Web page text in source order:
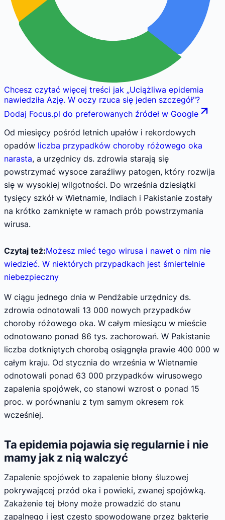
Chcesz czytać więcej treści jak „Uciążliwa epidemia
nawiedziła Azję. W oczy rzuca się jeden szczegół"?
Dodaj Focus.pl do preferowanych źródeł w Google
Od miesięcy pośród letnich upałów i rekordowych
opadów liczba przypadków choroby różowego oka
narasta, a urzędnicy ds. zdrowia starają się
powstrzymać wysoce zaraźliwy patogen, który rozwija
się w wysokiej wilgotności. Do września dziesiątki
tysięcy szkół w Wietnamie, Indiach i Pakistanie zostały
na krótko zamknięte w ramach prób powstrzymania
wirusa.
Czytaj też:Możesz mieć tego wirusa i nawet o nim nie
wiedzieć. W niektórych przypadkach jest śmiertelnie
niebezpieczny
W ciągu jednego dnia w Pendżabie urzędnicy ds.
zdrowia odnotowali 13 000 nowych przypadków
choroby różowego oka. W całym miesiącu w mieście
odnotowano ponad 86 tys. zachorowań. W Pakistanie
liczba dotkniętych chorobą osiągnęła prawie 400 000 w
całym kraju. Od stycznia do września w Wietnamie
odnotowali ponad 63 000 przypadków wirusowego
zapalenia spojówek, co stanowi wzrost o ponad 15
proc. w porównaniu z tym samym okresem rok
wcześniej.
Ta epidemia pojawia się regularnie i nie
mamy jak z nią walczyć
Zapalenie spojówek to zapalenie błony śluzowej
pokrywającej przód oka i powieki, zwanej spojówką.
Zakażenie tej błony może prowadzić do stanu
zapalnego i jest często spowodowane przez bakterie